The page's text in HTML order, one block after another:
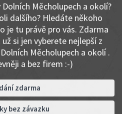
Měcholupech a okolí?
dalšího? Hledáte někoho
je tu právě pro vás. Zdarma
si jen vyberete nejlepší z
Měcholupech a okolí .
a bez firem :-)
zdarma
bez závazku